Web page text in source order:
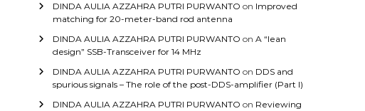
DINDA AULIA AZZAHRA PUTRI PURWANTO on Improved
matching for 20-meter-band rod antenna
DINDA AULIA AZZAHRA PUTRI PURWANTO onA “lean
design” SSB-Transceiver for 14 MHz
DINDA AULIA AZZAHRA PUTRI PURWANTO on DDS and
spurious signals – The role of the post-DDS-amplifier (Part I)
DINDA AULIA AZZAHRA PUTRI PURWANTO on Reviewing